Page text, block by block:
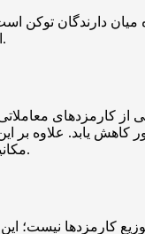
آدامز، بنیان‌گذار یونی‌سواپ، پس از یک دوره تایم‌لاک دو روزه، یک سوزاندن یک‌باره ۱۰۰ میلیون UNI اجرا خواهد شد.
مکانیزم سوزاندن مشابهی منتقل خواهد شد تا رابطه‌ای مستقیم میان افزایش کاربرد پروتکل و کاهش عرضه ایجاد شود.